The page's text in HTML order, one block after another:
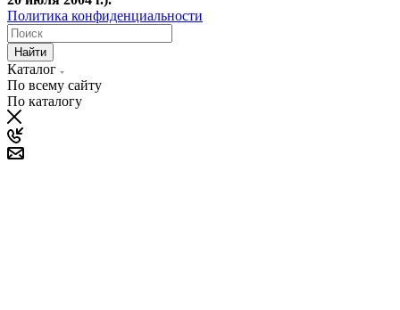
Политика конфиденциальности
Найти
Каталог
По всему сайту
По каталогу